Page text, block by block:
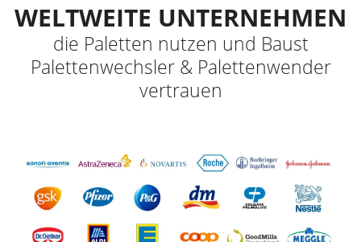
WELTWEITE UNTERNEHMEN
die Paletten nutzen und Baust
Palettenwechsler & Palettenwender
vertrauen